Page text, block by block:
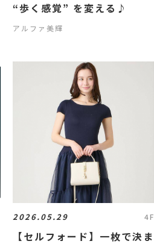
“歩く感覚” を変える♪
アルファ美輝
2026.05.29 4F
【セルフォード】一枚で決ま